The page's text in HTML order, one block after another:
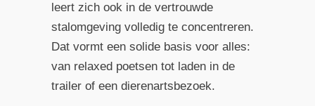
leert zich ook in de vertrouwde
stalomgeving volledig te concentreren.
Dat vormt een solide basis voor alles:
van relaxed poetsen tot laden in de
trailer of een dierenartsbezoek.